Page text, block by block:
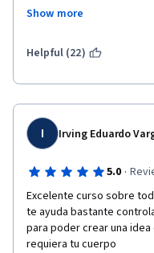
Show more
Helpful (22)
I Irving Eduardo
5.0 ·
Excelente curso sobre
te ayuda bastante
para poder crear una
requiera tu cuerpo